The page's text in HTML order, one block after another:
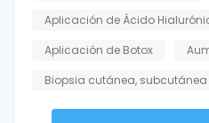
Aplicación de Ácido
Aplicación de Botox
Biopsia cutánea,